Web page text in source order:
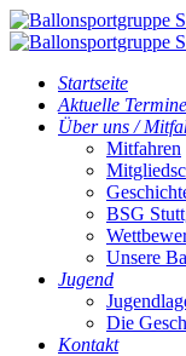
Startseite
Aktuelle
Über uns /
Mitfahren
BSG
Unsere
Jugend
Die
Kontakt